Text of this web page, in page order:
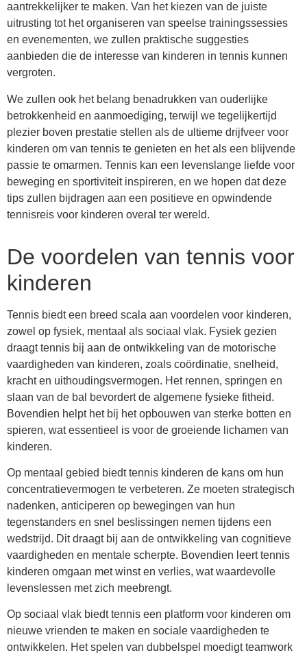
aantrekkelijker te maken. Van het kiezen van de juiste
uitrusting tot het organiseren van speelse trainingssessies
en evenementen, we zullen praktische suggesties
aanbieden die de interesse van kinderen in tennis kunnen
vergroten.
We zullen ook het belang benadrukken van ouderlijke
betrokkenheid en aanmoediging, terwijl we tegelijkertijd
plezier boven prestatie stellen als de ultieme drijfveer voor
kinderen om van tennis te genieten en het als een blijvende
passie te omarmen. Tennis kan een levenslange liefde voor
beweging en sportiviteit inspireren, en we hopen dat deze
tips zullen bijdragen aan een positieve en opwindende
tennisreis voor kinderen overal ter wereld.
De voordelen van tennis voor
kinderen
Tennis biedt een breed scala aan voordelen voor kinderen,
zowel op fysiek, mentaal als sociaal vlak. Fysiek gezien
draagt tennis bij aan de ontwikkeling van de motorische
vaardigheden van kinderen, zoals coördinatie, snelheid,
kracht en uithoudingsvermogen. Het rennen, springen en
slaan van de bal bevordert de algemene fysieke fitheid.
Bovendien helpt het bij het opbouwen van sterke botten en
spieren, wat essentieel is voor de groeiende lichamen van
kinderen.
Op mentaal gebied biedt tennis kinderen de kans om hun
concentratievermogen te verbeteren. Ze moeten strategisch
nadenken, anticiperen op bewegingen van hun
tegenstanders en snel beslissingen nemen tijdens een
wedstrijd. Dit draagt bij aan de ontwikkeling van cognitieve
vaardigheden en mentale scherpte. Bovendien leert tennis
kinderen omgaan met winst en verlies, wat waardevolle
levenslessen met zich meebrengt.
Op sociaal vlak biedt tennis een platform voor kinderen om
nieuwe vrienden te maken en sociale vaardigheden te
ontwikkelen. Het spelen van dubbelspel moedigt teamwork